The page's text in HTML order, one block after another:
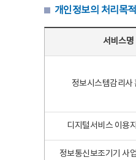
개인정보의 처리목
서비스명
정보시스템감리사
디지털서비스 이용
정보통신보조기기 사